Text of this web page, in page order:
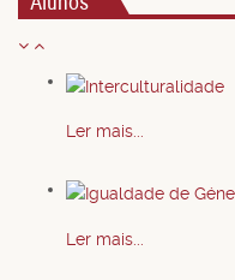
Ler mais...
Ler mais...